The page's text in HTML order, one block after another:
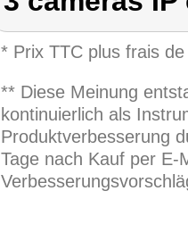
* Prix TTC plus frais
** Diese Meinung
kontinuierlich als
Produktverbesserung
Tage nach Kauf per E-